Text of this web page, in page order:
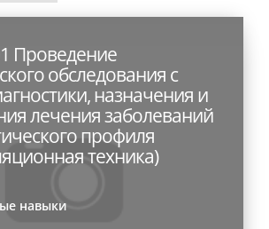
Проведение
обследования с
назначения и
лечения заболеваний
профиля
техника)
навыки